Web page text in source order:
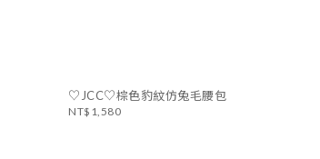
♡JCC♡棕色豹紋仿兔毛腰包
NT$1,580